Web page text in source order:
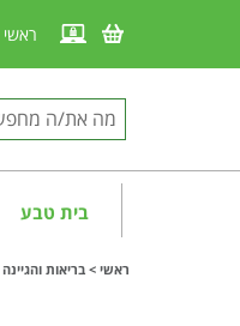
ראשי
בית טבע
ראשי > בריאות והגיינה